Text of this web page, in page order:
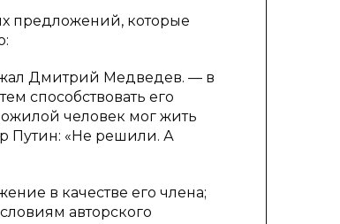
предложений, которые
Дмитрий Медведев. — в
способствовать его
человек мог жить
Путин: «Не решили. А
в качестве его члена;
авторского